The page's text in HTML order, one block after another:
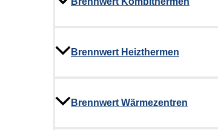
Brennwert Heizthermen
Brennwert Wärmezentren